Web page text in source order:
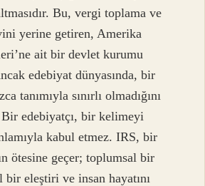
Bu, vergi toplama ve
yerine getiren, Amerika
ait bir devlet kurumu
edebiyat dünyasında, bir
tanımıyla sınırlı olmadığını
edebiyatçı, bir kelimeyi
kabul etmez. IRS, bir
ötesine geçer; toplumsal bir
eleştiri ve insan hayatını